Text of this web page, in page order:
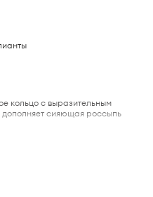
кольцо с выразительным
сияющая россыпь
многократно усиливают